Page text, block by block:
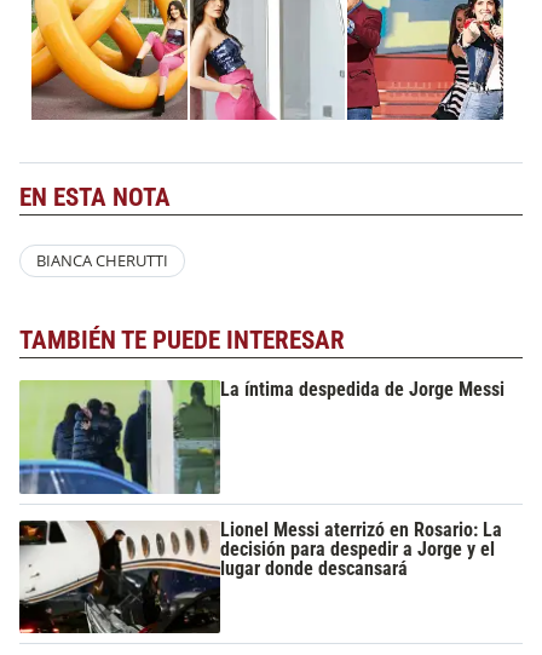
EN ESTA NOTA
BIANCA CHERUTTI
TAMBIÉN TE PUEDE INTERESAR
La íntima despedida de Jorge Messi
Lionel Messi aterrizó en Rosario: La
decisión para despedir a Jorge y el
lugar donde descansará